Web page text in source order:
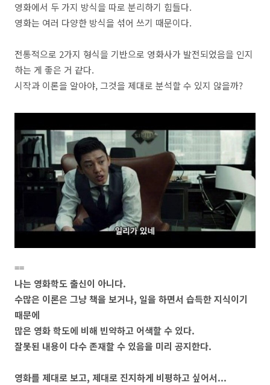
영화에서 두 가지 방식을 따로 분리하기 힘들다.
영화는 여러 다양한 방식을 섞어 쓰기 때문이다.
전통적으로 2가지 형식을 기반으로 영화사가 발전되었음을 인지
하는 게 좋은 거 같다.
시작과 이론을 알아야,그것을 제대로 분석할 수 있지 않을까?
==
나는 영화학도 출신이 아니다.
수많은 이론은 그냥 책을 보거나, 일을 하면서 습득한 지식이기
때문에
많은 영화 학도에 비해 빈약하고 어색할 수 있다.
잘못된 내용이 다수 존재할 수 있음을 미리 공지한다.
영화를 제대로 보고, 제대로 진지하게 비평하고 싶어서...